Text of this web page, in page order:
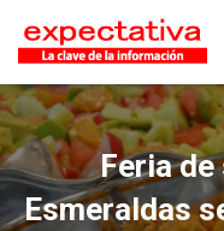
Feria
Esmeraldas